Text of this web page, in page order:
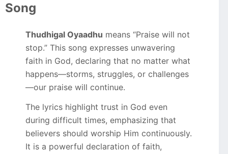
Song
Thudhigal Oyaadhu means “Praise will not
stop.” This song expresses unwavering
faith in God, declaring that no matter what
happens—storms, struggles, or challenges
—our praise will continue.
The lyrics highlight trust in God even
during difficult times, emphasizing that
believers should worship Him continuously.
It is a powerful declaration of faith,